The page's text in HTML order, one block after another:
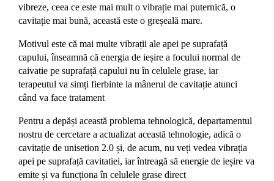
vibreze, ceea ce este mai mult o vibrație mai puternică, o
cavitație mai bună, această este o greșeală mare.
Motivul este că mai multe vibrații ale apei pe suprafață
capului, înseamnă că energia de ieșire a focului normal de
caivatie pe suprafață capului nu în celulele grase, iar
terapeutul va simți fierbinte la mânerul de cavitație atunci
când va face tratament
Pentru a depăși această problema tehnologică, departamentul
nostru de cercetare a actualizat această tehnologie, adică o
cavitație de unisetion 2.0 și, de acum, nu veți vedea vibrația
apei pe suprafață cavitatiei, iar întreagă să energie de ieșire va
emite și va funcționa în celulele grase direct